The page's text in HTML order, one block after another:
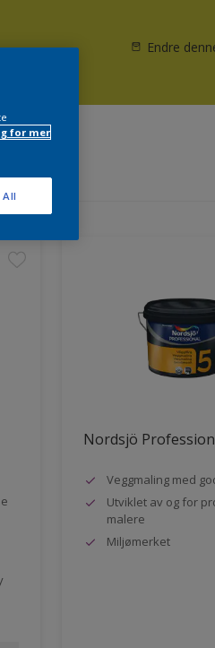
Endre
Nordsjö
Veggmaling med
Utviklet av og for
malere
Miljømerket
for mer
All